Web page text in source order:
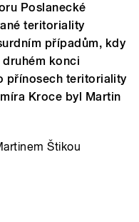
Poslanecké
teritoriality
případům, kdy
konci
přínosech teritoriality
Kroce byl Martin
Štikou